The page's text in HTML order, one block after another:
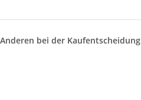
bei der Kaufentscheidung